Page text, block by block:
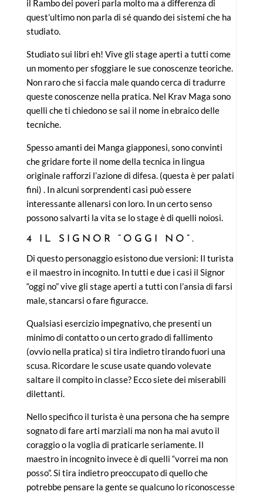
il Rambo dei poveri parla molto ma a differenza di
quest’ultimo non parla di sé quando dei sistemi che ha
studiato.
Studiato sui libri eh! Vive gli stage aperti a tutti come
un momento per sfoggiare le sue conoscenze teoriche.
Non raro che si faccia male quando cerca di tradurre
queste conoscenze nella pratica. Nel Krav Maga sono
quelli che ti chiedono se sai il nome in ebraico delle
tecniche.
Spesso amanti dei Manga giapponesi, sono convinti
che gridare forte il nome della tecnica in lingua
originale rafforzi l’azione di difesa. (questa è per palati
fini) . In alcuni sorprendenti casi può essere
interessante allenarsi con loro. In un certo senso
possono salvarti la vita se lo stage è di quelli noiosi.
4 IL SIGNOR “OGGI NO”.
Di questo personaggio esistono due versioni: Il turista
e il maestro in incognito. In tutti e due i casi il Signor
“oggi no” vive gli stage aperti a tutti con l’ansia di farsi
male, stancarsi o fare figuracce.
Qualsiasi esercizio impegnativo, che presenti un
minimo di contatto o un certo grado di fallimento
(ovvio nella pratica) si tira indietro tirando fuori una
scusa. Ricordare le scuse usate quando volevate
saltare il compito in classe? Ecco siete dei miserabili
dilettanti.
Nello specifico il turista è una persona che ha sempre
sognato di fare arti marziali ma non ha mai avuto il
coraggio o la voglia di praticarle seriamente. Il
maestro in incognito invece è di quelli “vorrei ma non
posso”. Si tira indietro preoccupato di quello che
potrebbe pensare la gente se qualcuno lo riconoscesse